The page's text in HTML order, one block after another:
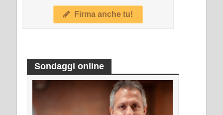
Firma anche tu!
Sondaggi online